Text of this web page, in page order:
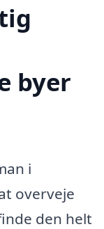
byer
i
overveje
den helt